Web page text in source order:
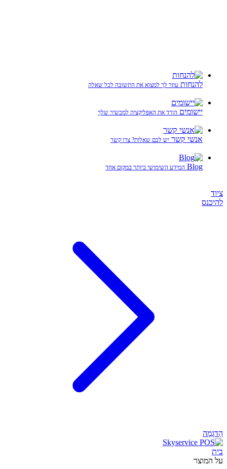
להנחות עוזר לך למצוא את התשובה לכל שאלה
יישומים הורד את האפליקציה למכשיר שלך
אנשי קשר יש לכם שאלות? צרו קשר
Blog המידע השימושי ביותר במקום אחד
ציוד
להיכנס
הַדגָמָה
בית
על המוצר